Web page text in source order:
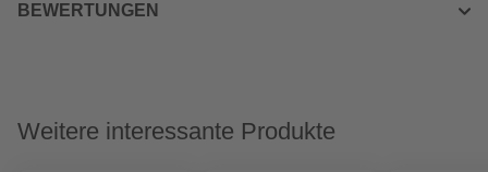
BEWERTUNGEN
Weitere interessante Produkte